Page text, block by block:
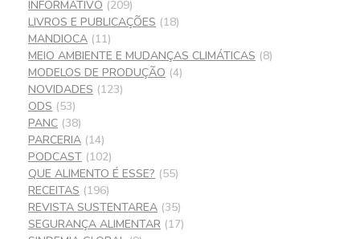
INFORMATIVO (209)
LIVROS E PUBLICAÇÕES (18)
MANDIOCA (11)
MEIO AMBIENTE E MUDANÇAS CLIMÁTICAS (8)
MODELOS DE PRODUÇÃO (4)
NOVIDADES (123)
ODS (53)
PANC (38)
PARCERIA (14)
PODCAST (102)
QUE ALIMENTO É ESSE? (55)
RECEITAS (196)
REVISTA SUSTENTAREA (35)
SEGURANÇA ALIMENTAR (17)